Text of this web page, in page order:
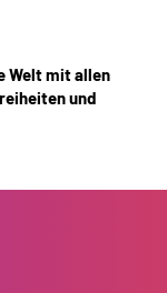
Welt mit allen
und